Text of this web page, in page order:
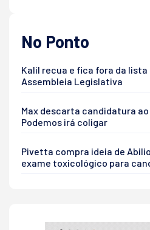
No Ponto
Kalil recua e fica fora da lista
Assembleia Legislativa
Max descarta candidatura
Podemos irá coligar
Pivetta compra ideia de
exame toxicológico para